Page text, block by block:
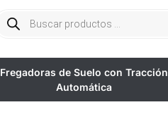
Fregadoras de Suelo con Tracción
Automática